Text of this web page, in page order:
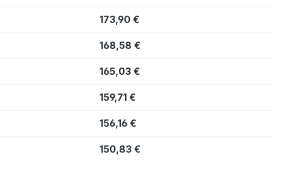
173,90 €
168,58 €
165,03 €
159,71 €
156,16 €
150,83 €